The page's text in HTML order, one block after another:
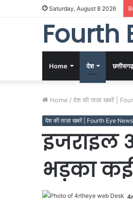
Saturday, August 8 2026
Fourth
Home देश छत्तीसगढ़
Home / देश की ताज़ा खबरें |
देश की ताज़ा खबरें | Fourth Eye News
इजराइल
भड़का